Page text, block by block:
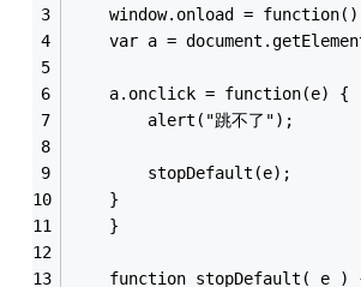
window.onload = function()
var a =
	a.onclick = function(e) {
		alert("跳不了");
		stopDefault(e);
	}
    }
function stopDefault( e )